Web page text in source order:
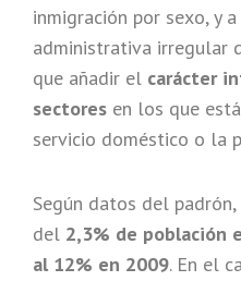
inmigración por sexo, y
administrativa irregular
que añadir el carácter
sectores en los que
servicio doméstico o la
Según datos del
del 2,3% de población
al 12% en 2009. En el